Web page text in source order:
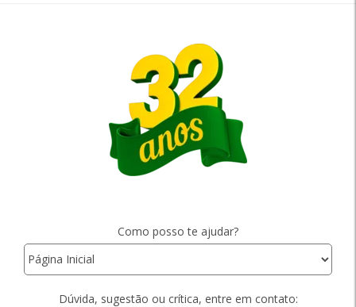
Como posso te ajudar?
Dúvida, sugestão ou crítica, entre em contato: